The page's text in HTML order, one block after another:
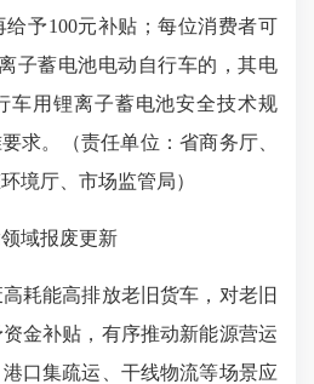
予100元补贴；每位消费者可
子蓄电池电动自行车的，其电
车用锂离子蓄电池安全技术规
求。（责任单位：省商务厅、
境厅、市场监管局）
域报废更新
能高排放老旧货车，对老旧
金补贴，有序推动新能源营运
口集疏运、干线物流等场景应